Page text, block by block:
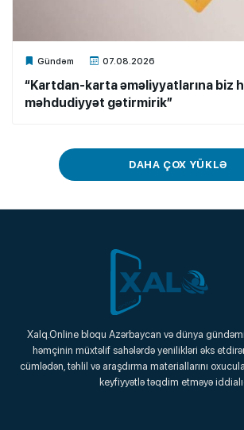
Gündəm 07.08.2026
Xalq.Online
“Kartdan-karta əməliyyatlarına biz
məhdudiyyət gətirmirik”
DAHA ÇOX YÜKLƏ
Xalq.Online
Onlayn
Xalq.Online bloqu Azərbaycan və dünya
həmçinin müxtəlif sahələrdə yenilikləri əks
cümlədən, təhlil və araşdırma materiallarını
keyfiyyətlə təqdim etməyə